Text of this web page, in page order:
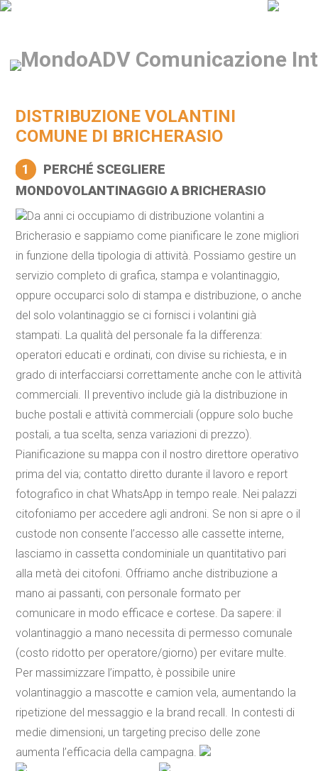
DISTRIBUZIONE VOLANTINI
COMUNE DI BRICHERASIO
1
PERCHÉ SCEGLIERE
MONDOVOLANTINAGGIO A BRICHERASIO
Da anni ci occupiamo di distribuzione volantini a
Bricherasio e sappiamo come pianificare le zone migliori
in funzione della tipologia di attività. Possiamo gestire un
servizio completo di grafica, stampa e volantinaggio,
oppure occuparci solo di stampa e distribuzione, o anche
del solo volantinaggio se ci fornisci i volantini già
stampati. La qualità del personale fa la differenza:
operatori educati e ordinati, con divise su richiesta, e in
grado di interfacciarsi correttamente anche con le attività
commerciali. Il preventivo include già la distribuzione in
buche postali e attività commerciali (oppure solo buche
postali, a tua scelta, senza variazioni di prezzo).
Pianificazione su mappa con il nostro direttore operativo
prima del via; contatto diretto durante il lavoro e report
fotografico in chat WhatsApp in tempo reale. Nei palazzi
citofoniamo per accedere agli androni. Se non si apre o il
custode non consente l’accesso alle cassette interne,
lasciamo in cassetta condominiale un quantitativo pari
alla metà dei citofoni. Offriamo anche distribuzione a
mano ai passanti, con personale formato per
comunicare in modo efficace e cortese. Da sapere: il
volantinaggio a mano necessita di permesso comunale
(costo ridotto per operatore/giorno) per evitare multe.
Per massimizzare l’impatto, è possibile unire
volantinaggio a mascotte e camion vela, aumentando la
ripetizione del messaggio e la brand recall. In contesti di
medie dimensioni, un targeting preciso delle zone
aumenta l’efficacia della campagna.